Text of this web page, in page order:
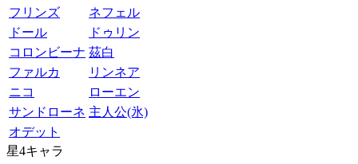
フリンズ
ネフェル
ドール
ドゥリン
コロンビーナ 茲白
ファルカ
リンネア
ニコ
ローエン
サンドローネ 主人公(氷)
オデット
星4キャラ